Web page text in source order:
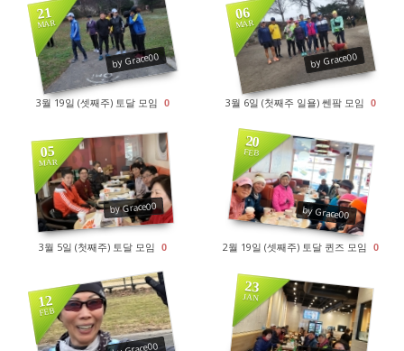
21
MAR
by Grace00
1355
3월 19일 (셋째주) 토달 모임 0
06
MAR
by Grace00
1709
3월 6일 (첫째주 일욜) 쎈팤 모임 0
05
MAR
by Grace00
1904
3월 5일 (첫째주) 토달 모임 0
20
FEB
by Grace00
1571
2월 19일 (셋째주) 토달 퀸즈 모임 0
12
FEB
1423
23
JAN
1560